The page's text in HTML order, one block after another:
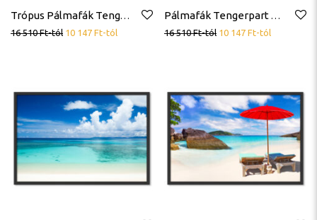
Trópus Pálmafák Tengerpart Poszter
16 510Ft-tól 10 147 Ft-tól
Pálmafák Tengerpart Trópuson Poszter
16 510Ft-tól 10 147 Ft-tól